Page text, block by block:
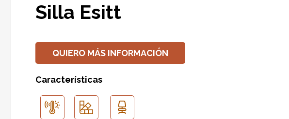
Silla Esitt
QUIERO MÁS INFORMACIÓN
Características